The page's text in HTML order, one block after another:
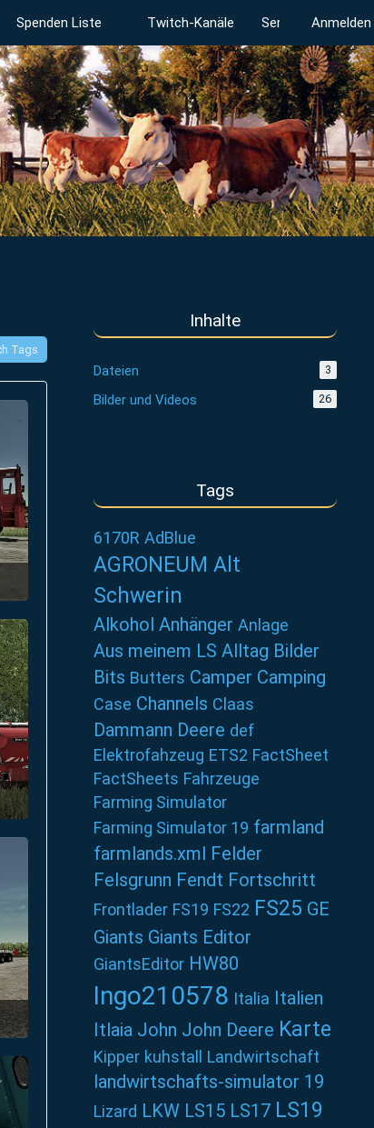
Spenden Liste Twitch-Kanäle ServerstatusAnmelden
Tags
Inhalte
Dateien 3
Bilder und Videos 26
Tags
6170R AdBlue
AGRONEUM Alt
Schwerin
Alkohol Anhänger Anlage
Aus meinem LS Alltag Bilder
Bits Butters Camper Camping
Case Channels Claas
Dammann Deere def
Elektrofahzeug ETS2 FactSheet
FactSheets Fahrzeuge
Farming Simulator
Farming Simulator 19 farmland
farmlands.xml Felder
Felsgrunn Fendt Fortschritt
Frontlader FS19 FS22 FS25 GE
Giants Giants Editor
GiantsEditor HW80
Ingo210578 Italia Italien
Itlaia John John Deere Karte
Kipper kuhstall Landwirtschaft
landwirtschafts-simulator 19
Lizard LKW LS15 LS17 LS19